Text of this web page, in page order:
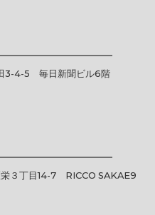
3-4-5 毎日新聞ビル6階
３丁目14-7 RICCO SAKAE9